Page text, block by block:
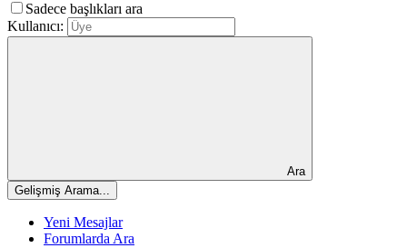
Sadece başlıkları ara
Kullanıcı:
Ara
Gelişmiş Arama...
Yeni Mesajlar
Forumlarda Ara